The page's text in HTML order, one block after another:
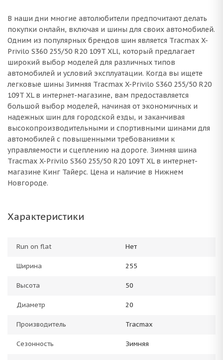
В наши дни многие автолюбители предпочитают делать
покупки онлайн, включая и шины для своих автомобилей.
Одним из популярных брендов шин является Tracmax X-
Privilo S360 255/50 R20 109T XLl, который предлагает
широкий выбор моделей для различных типов
автомобилей и условий эксплуатации. Когда вы ищете
легковые шины Зимняя Tracmax X-Privilo S360 255/50 R20
109T XL в интернет-магазине, вам предоставляется
большой выбор моделей, начиная от экономичных и
надежных шин для городской езды, и заканчивая
высокопроизводительными и спортивными шинами для
автомобилей с повышенными требованиями к
управляемости и сцеплению на дороге. Зимняя шина
Tracmax X-Privilo S360 255/50 R20 109T XL в интернет-
магазине Кинг Тайерс. Цена и наличие в Нижнем
Новгороде.
Характеристики
Run on flat Нет
Ширина 255
Высота 50
Диаметр 20
Производитель Tracmax
Сезонность Зимняя